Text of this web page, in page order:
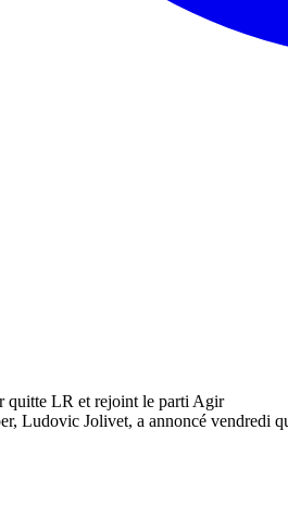
Ludovic Jolivet, a annoncé vendredi